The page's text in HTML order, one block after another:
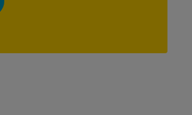
Puede darse de baja en cualquier
consulte nuestra política de
centro The UPS Store en su ciudad.